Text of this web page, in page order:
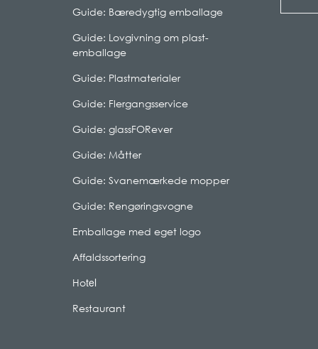
Guide: Bæredygtig emballage
Guide: Lovgivning om plast-
emballage
Guide: Plastmaterialer
Guide: Flergangsservice
Guide: glassFORever
Guide: Måtter
Guide: Svanemærkede mopper
Guide: Rengøringsvogne
Emballage med eget logo
Affaldssortering
Hotel
Restaurant